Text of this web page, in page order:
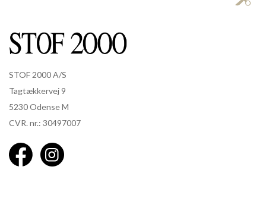
STOF 2000 A/S
Tagtækkervej 9
5230 Odense M
CVR. nr.: 30497007